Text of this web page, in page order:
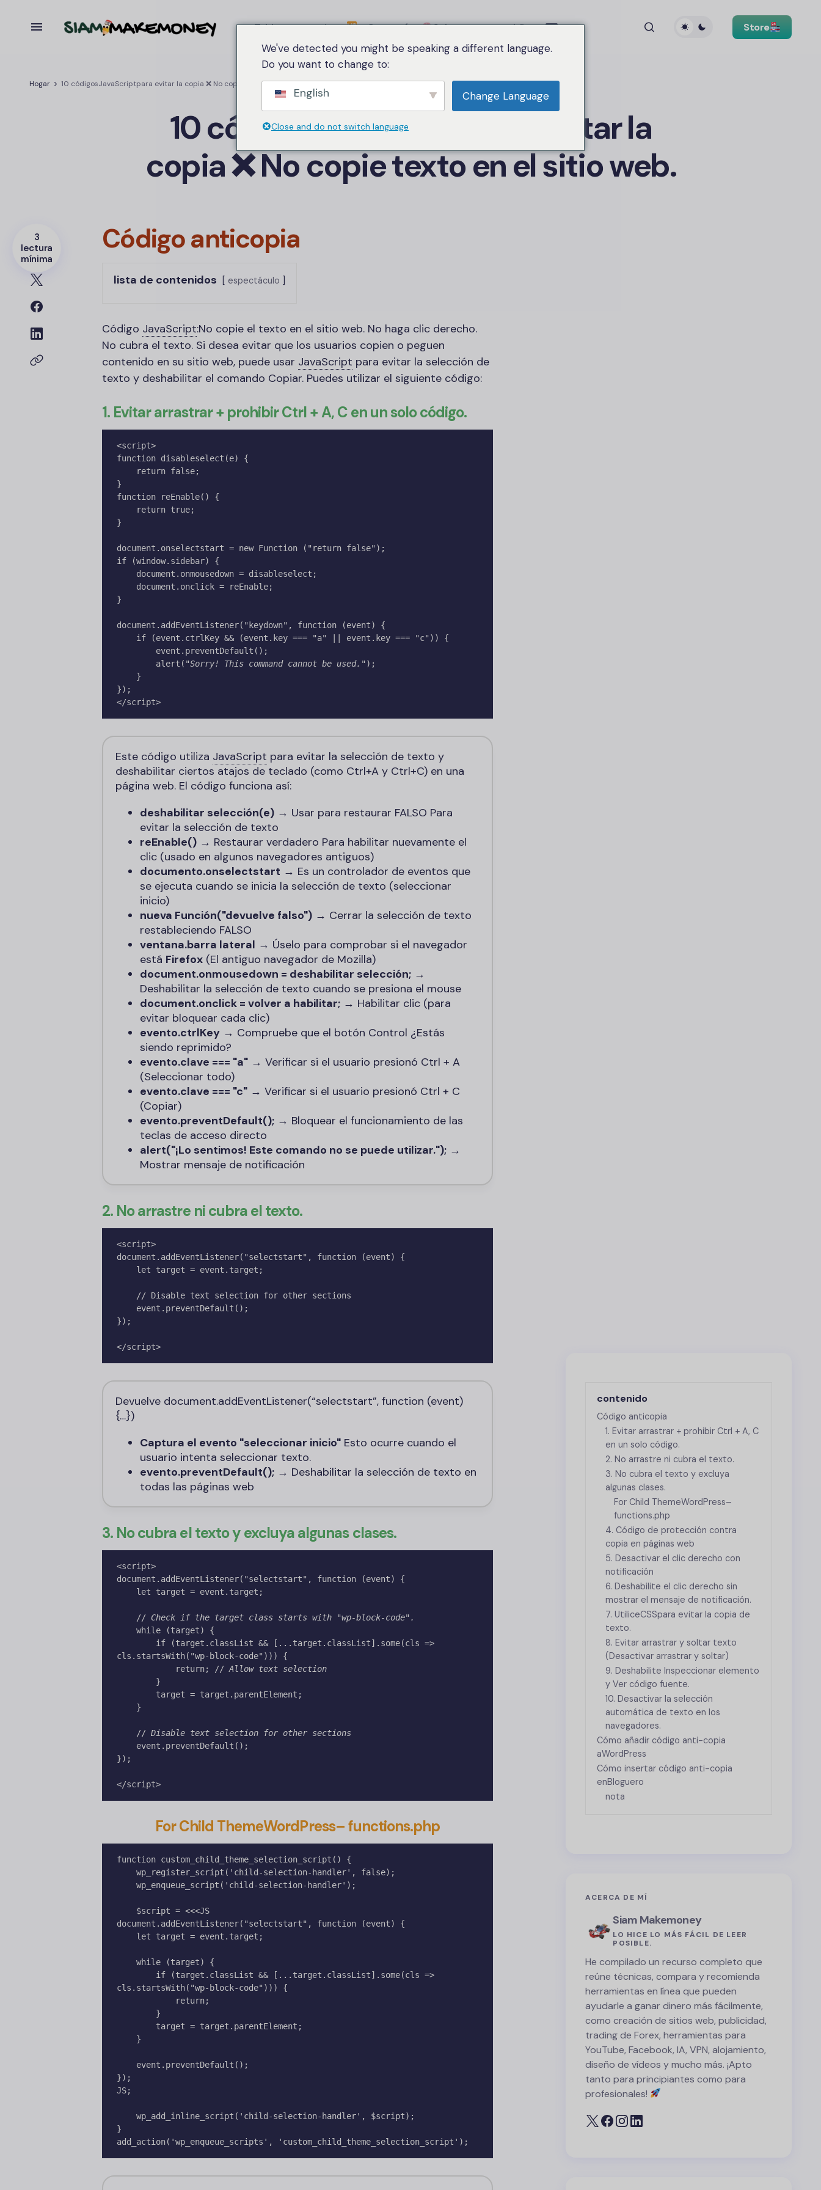
Tabla comparativa Categoría Sobre nosotros Idioma Store
Hogar 10 códigosJavaScriptpara evitar la copia ❌ No copie texto en el sitio web.
10 códigosJavaScript
para evitar la
copia ❌ No copie texto en el sitio web.
3
lectura
mínima
Código anticopia
lista de contenidos espectáculo
Código JavaScript:No copie el texto en el sitio web. No haga clic derecho.
No cubra el texto. Si desea evitar que los usuarios copien o peguen
contenido en su sitio web, puede usar JavaScript para evitar la selección de
texto y deshabilitar el comando Copiar. Puedes utilizar el siguiente código:
1. Evitar arrastrar + prohibir Ctrl + A, C en un solo código.
<script>
function disableselect(e) {
}
function reEnable() {
}
document.onselectstart = new Function ("return false");
if (window.sidebar) {
}
document.addEventListener("keydown", function (event) {
        alert("
Sorry! This command cannot be used. ");
});
</script>
Este código utiliza JavaScript para evitar la selección de texto y
deshabilitar ciertos atajos de teclado (como Ctrl+A y Ctrl+C) en una
página web. El código funciona así:
deshabilitar selección(e) → Usar para restaurar FALSO Para
evitar la selección de texto
reEnable() → Restaurar verdadero Para habilitar nuevamente el
clic (usado en algunos navegadores antiguos)
documento.onselectstart → Es un controlador de eventos que
se ejecuta cuando se inicia la selección de texto (seleccionar
inicio)
nueva Función("devuelve falso") → Cerrar la selección de texto
restableciendo FALSO
ventana.barra lateral → Úselo para comprobar si el navegador
está Firefox (El antiguo navegador de Mozilla)
document.onmousedown = deshabilitar selección; →
Deshabilitar la selección de texto cuando se presiona el mouse
document.onclick = volver a habilitar; → Habilitar clic (para
evitar bloquear cada clic)
evento.ctrlKey → Compruebe que el botón Control ¿Estás
siendo reprimido?
evento.clave === "a" → Verificar si el usuario presionó Ctrl + A
(Seleccionar todo)
evento.clave === "c" → Verificar si el usuario presionó Ctrl + C
(Copiar)
evento.preventDefault(); → Bloquear el funcionamiento de las
teclas de acceso directo
alert("¡Lo sentimos! Este comando no se puede utilizar."); →
Mostrar mensaje de notificación
2. No arrastre ni cubra el texto.
<script>
document.addEventListener("selectstart", function (event) {
});
</script>
Devuelve document.addEventListener(“selectstart”, function (event)
{…})
Captura el evento "seleccionar inicio" Esto ocurre cuando el
usuario intenta seleccionar texto.
evento.preventDefault(); → Deshabilitar la selección de texto en
todas las páginas web
3. No cubra el texto y excluya algunas clases.
<script>
document.addEventListener("selectstart", function (event) {
    //
Check if the target class starts with "wp-block-code".
cls.startsWith("wp-block-code"))) {
            return; //
Allow text selection
    //
Disable text selection for other sections
});
</script>
For Child ThemeWordPress– functions.php
function custom_child_theme_selection_script() {
document.addEventListener("selectstart", function (event) {
cls.startsWith("wp-block-code"))) {
});
JS;
}
contenido
Código anticopia
1. Evitar arrastrar + prohibir Ctrl + A, C
en un solo código.
2. No arrastre ni cubra el texto.
3. No cubra el texto y excluya
algunas clases.
For Child ThemeWordPress–
functions.php
4. Código de protección contra
copia en páginas web
5. Desactivar el clic derecho con
notificación
6. Deshabilite el clic derecho sin
mostrar el mensaje de notificación.
7. UtiliceCSSpara evitar la copia de
texto.
8. Evitar arrastrar y soltar texto
(Desactivar arrastrar y soltar)
9. Deshabilite Inspeccionar elemento
y Ver código fuente.
10. Desactivar la selección
automática de texto en los
navegadores.
Cómo añadir código anti-copia
aWordPress
Cómo insertar código anti-copia
enBloguero
nota
ACERCA DE MÍ
Siam Makemoney
LO HICE LO MÁS FÁCIL DE LEER
POSIBLE.
He compilado un recurso completo que
reúne técnicas, compara y recomienda
herramientas en línea que pueden
ayudarle a ganar dinero más fácilmente,
como creación de sitios web, publicidad,
trading de Forex, herramientas para
YouTube, Facebook, IA, VPN, alojamiento,
diseño de vídeos y mucho más. ¡Apto
tanto para principiantes como para
profesionales!
We've detected you might be speaking a different language.
Do you want to change to:
English Change Language
Close and do not switch language